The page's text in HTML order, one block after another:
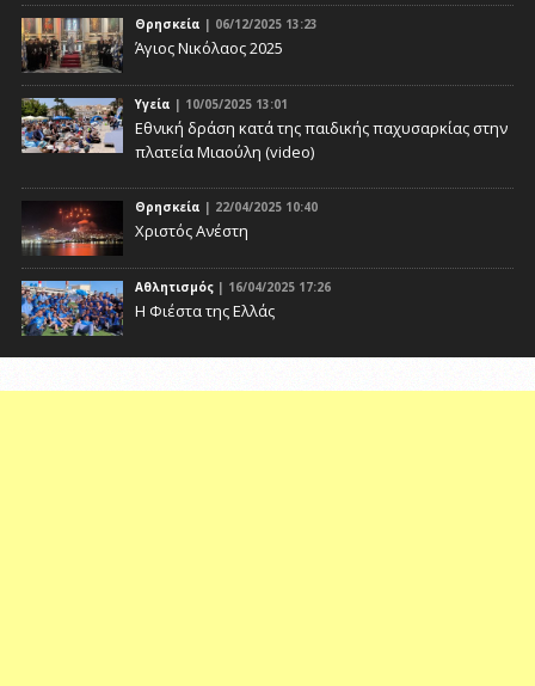
Θρησκεία | 06/12/2025 13:23
Άγιος Νικόλαος 2025
Υγεία | 10/05/2025 13:01
Eθνική δράση κατά της παιδικής παχυσαρκίας στην
πλατεία Μιαούλη (video)
Θρησκεία | 22/04/2025 10:40
Χριστός Ανέστη
Αθλητισμός | 16/04/2025 17:26
Η Φιέστα της Ελλάς